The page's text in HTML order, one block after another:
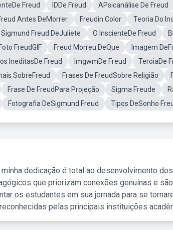
Freud IDDe Freud APsicanálise De Freud
Antes DeMorrer Freudin Color
Teoria Do
Sigmund Freud DeJuliete O InscienteDe Freud
Foto FreudGIF Freud Morreu DeQue Imagem
IneditasDe Freud ImgwmDe Freud TeroiaDe
SobreFreud Frases De FreudSobre Religião
Frase De FreudPara Projeção Sigma Freude
Fotografia DeSigmund Freud Tipos DeSonho
minha dedicação é total ao desenvolvimento
que priorizam conexões genuínas e
os estudantes em sua jornada para se
pelas principais instituições